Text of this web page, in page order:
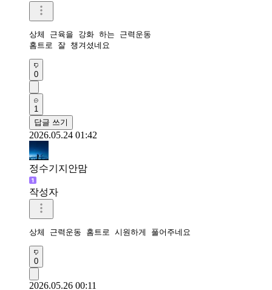
상체 근육을 강화 하는 근력운동
홈트로 잘 챙겨셨네요
0
1
답글 쓰기
2026.05.24 01:42
정수기지안맘
작성자
상체 근력운동 홈트로 시원하게 풀어주네요
0
2026.05.26 00:11